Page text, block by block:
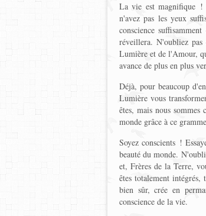
La vie est magnifique !
n'avez pas les yeux
conscience
réveillera. N'oubliez
Lumière et de l'Amour,
avance de plus en plus
Déjà, pour beaucoup
Lumière vous
êtes, mais nous
monde grâce à ce
Soyez conscients !
beauté du monde.
et, Frères de la Terre,
êtes totalement intégrés,
bien sûr, crée en
conscience de la vie.